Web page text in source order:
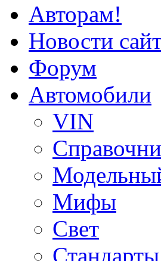
Авторам!
Новости
Форум
Автомобили
VIN
Мифы
Свет
Стандарты